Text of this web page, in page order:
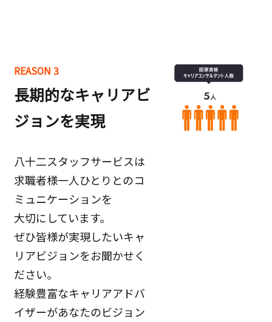
REASON 3
長期的なキャリアビ
ジョンを実現
八十二スタッフサービスは
求職者様一人ひとりとのコ
ミュニケーションを
大切にしています。
ぜひ皆様が実現したいキャ
リアビジョンをお聞かせく
ださい。
経験豊富なキャリアアドバ
イザーがあなたのビジョン